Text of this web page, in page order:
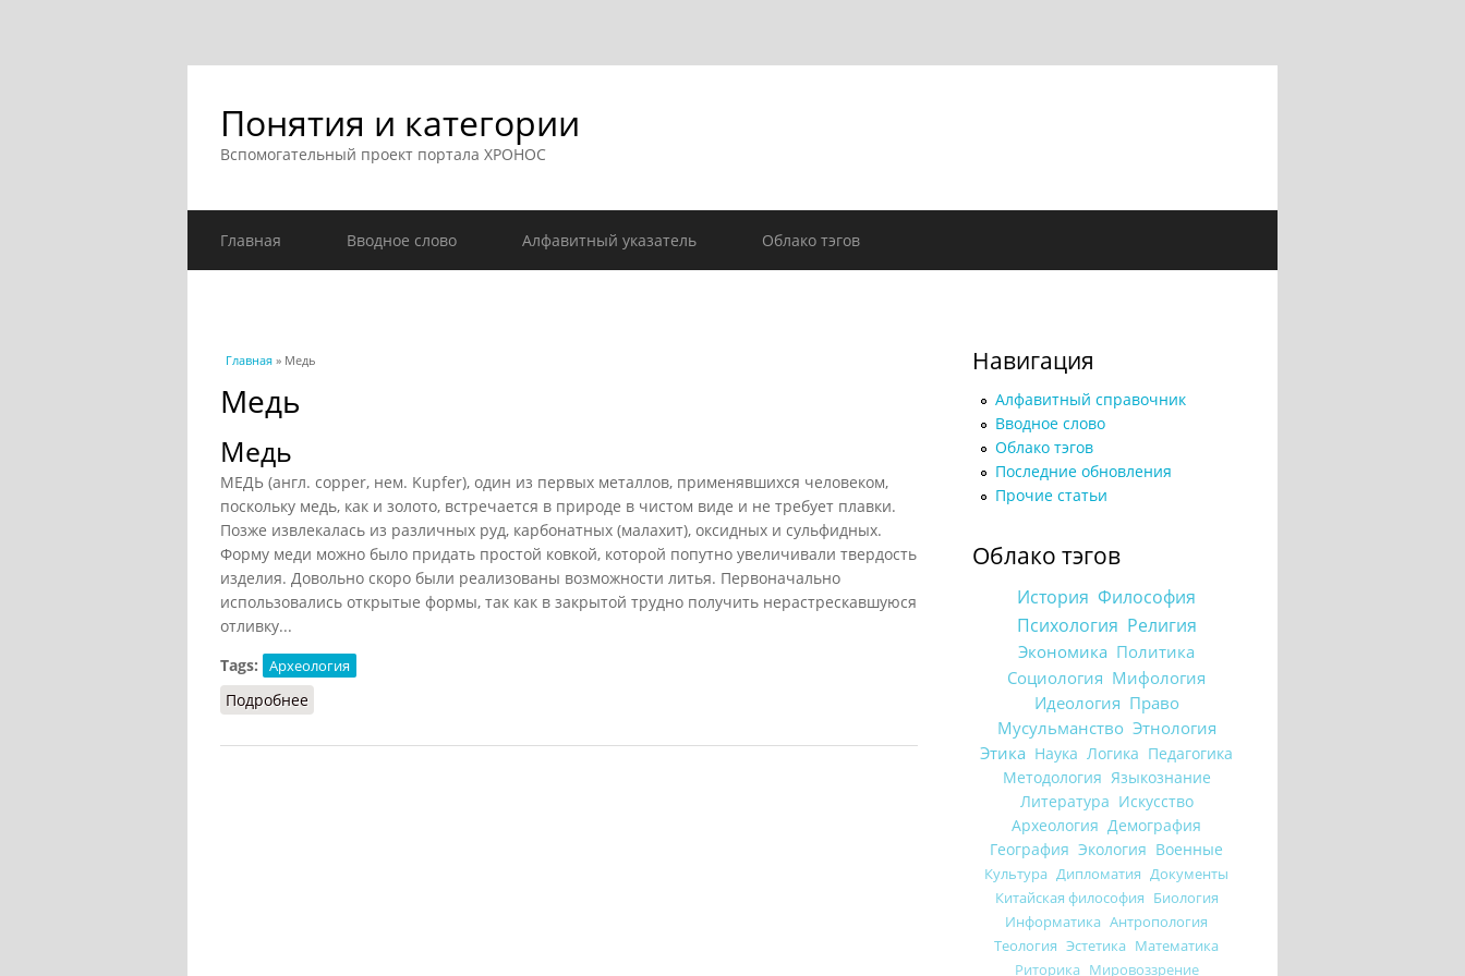
Понятия и категории
Вспомогательный проект портала ХРОНОС
Главная Вводное слово Алфавитный указатель Облако тэгов
Вы здесь
Главная » Медь
Медь
Медь
МЕДЬ (англ. copper, нем. Kupfer), один из первых металлов, применявшихся человеком,
поскольку медь, как и золото, встречается в природе в чистом виде и не требует плавки.
Позже извлекалась из различных руд, карбонатных (малахит), оксидных и сульфидных.
Форму меди можно было придать простой ковкой, которой попутно увеличивали твердость
изделия. Довольно скоро были реализованы возможности литья. Первоначально
использовались открытые формы, так как в закрытой трудно получить нерастрескавшуюся
отливку...
Tags:
Археология
Подробнее
Навигация
Алфавитный справочник
Вводное слово
Облако тэгов
Последние обновления
Прочие статьи
Облако тэгов
История Философия
Психология Религия
Экономика Политика
Социология Мифология
Идеология Право
Мусульманство Этнология
Этика Наука Логика Педагогика
Методология Языкознание
Литература Искусство
Археология Демография
География Экология Военные
Культура Дипломатия Документы
Китайская философия Биология
Информатика Антропология
Теология Эстетика Математика
Риторика Мировоззрение